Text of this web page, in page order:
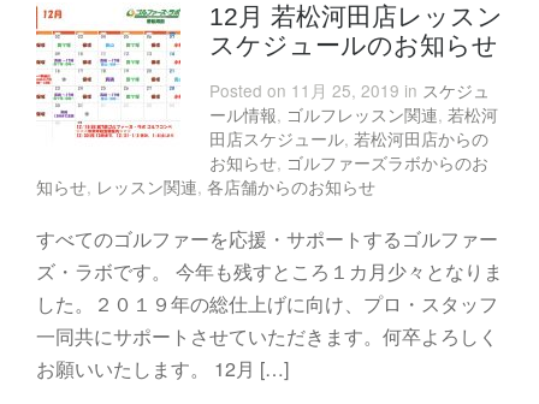
12月 若松河田店レッスン
スケジュールのお知らせ
Posted on 11月 25, 2019 in スケジュ
ール情報, ゴルフレッスン関連, 若松河
田店スケジュール, 若松河田店からの
お知らせ, ゴルファーズラボからのお
知らせ, レッスン関連, 各店舗からのお知らせ
すべてのゴルファーを応援・サポートするゴルファー
ズ・ラボです。 今年も残すところ１カ月少々となりま
した。２０１９年の総仕上げに向け、プロ・スタッフ
一同共にサポートさせていただきます。何卒よろしく
お願いいたします。 12月 […]